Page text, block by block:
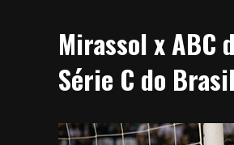
Mirassol x ABC
Série C do